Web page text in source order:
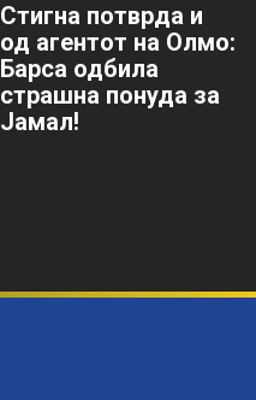
Стигна потврда и
од агентот на Олмо:
Барса одбила
страшна понуда за
Јамал!